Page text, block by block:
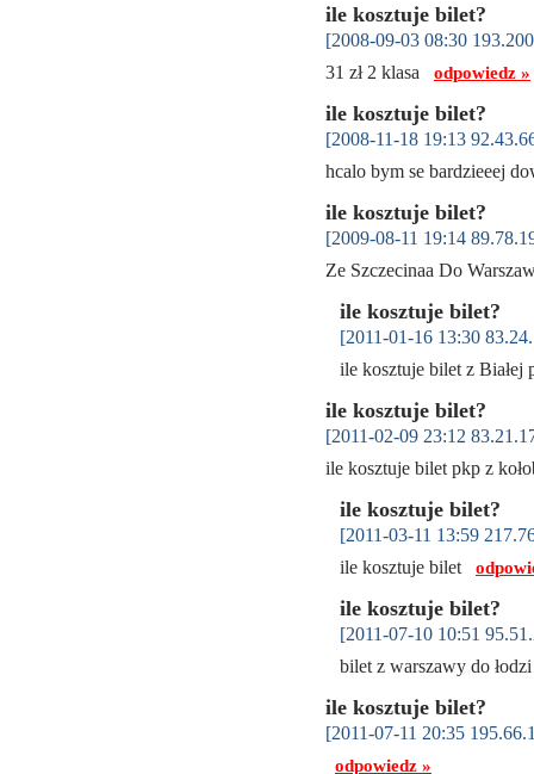
ile kosztuje bilet?
[2008-09-03 08:30
31 zł 2 klasa odpowiedz »
ile kosztuje bilet?
[2008-11-18 19:13
hcalo bym se bardzieeej
ile kosztuje bilet?
[2009-08-11 19:14
Ze Szczecinaa Do
ile kosztuje bilet?
[2011-01-16 13:30
ile kosztuje bilet z
ile kosztuje bilet?
[2011-02-09 23:12
ile kosztuje bilet pkp z
ile kosztuje bilet?
[2011-03-11 13:59
ile kosztuje bilet
ile kosztuje bilet?
[2011-07-10 10:51
bilet z warszawy do
ile kosztuje bilet?
[2011-07-11 20:35
odpowiedz »